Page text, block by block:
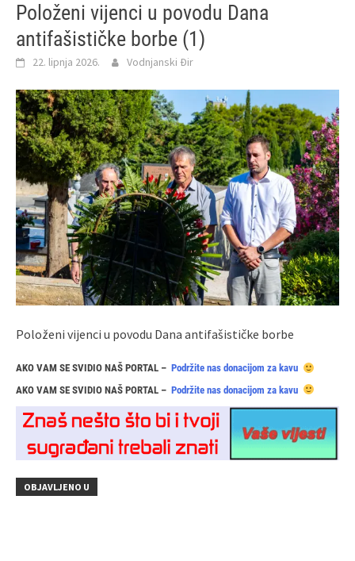
Položeni vijenci u povodu Dana
antifašističke borbe (1)
22. lipnja 2026. Vodnjanski Đir
Položeni vijenci u povodu Dana antifašističke borbe
AKO VAM SE SVIDIO NAŠ PORTAL – Podržite nas donacijom za kavu
AKO VAM SE SVIDIO NAŠ PORTAL – Podržite nas donacijom za kavu
OBJAVLJENO U